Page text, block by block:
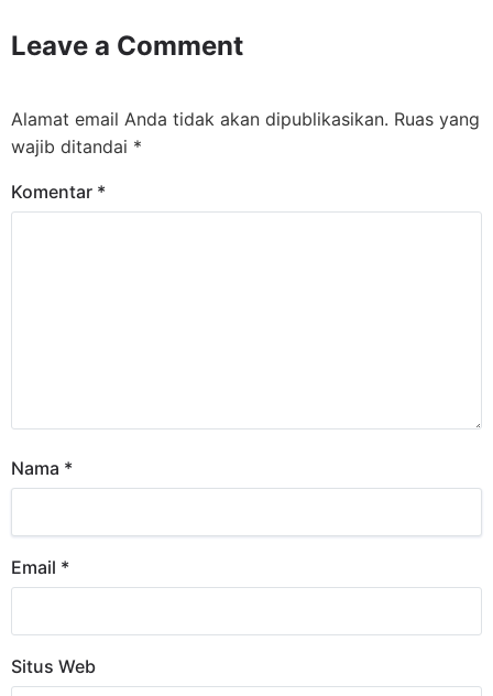
Leave a Comment
Alamat email Anda tidak akan dipublikasikan. Ruas yang
wajib ditandai *
Komentar *
Nama *
Email *
Situs Web